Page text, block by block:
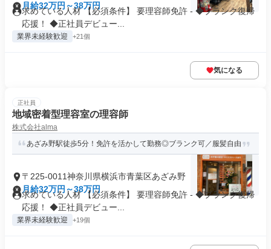
月給32万円～38万円
求めている人材 【必須条件】 要理容師免許 - ◆ブランク復帰
応援！ ◆正社員デビュー...
業界未経験歓迎 +21個
気になる
正社員
地域密着型理容室の理容師
株式会社alma
あざみ野駅徒歩5分！免許を活かして勤務◎ブランク可／服髪自由
〒225-0011神奈川県横浜市青葉区あざみ野
月給32万円～38万円
求めている人材 【必須条件】 要理容師免許 - ◆ブランク復帰
応援！ ◆正社員デビュー...
業界未経験歓迎 +19個